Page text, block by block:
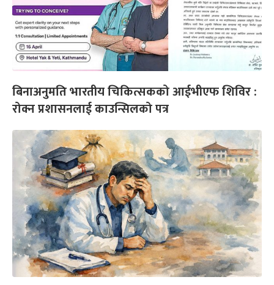
बिनाअनुमति भारतीय चिकित्सकको आईभीएफ शिविर :
रोक्न प्रशासनलाई काउन्सिलको पत्र